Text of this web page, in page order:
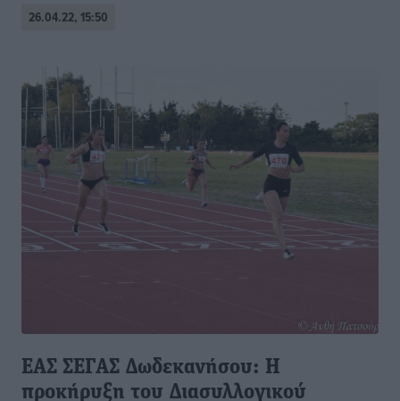
26.04.22, 15:50
ΕΑΣ ΣΕΓΑΣ Δωδεκανήσου: Η
προκήρυξη του Διασυλλογικού